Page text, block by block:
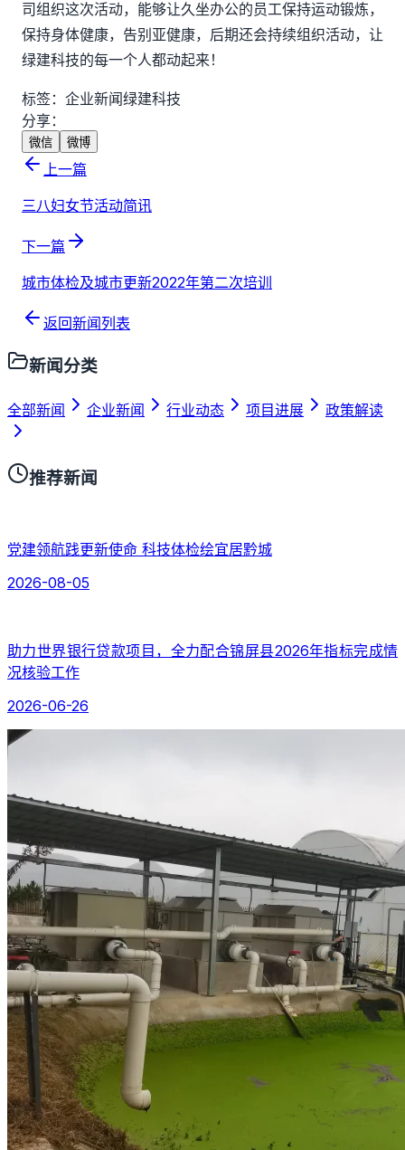
司组织这次活动，能够让久坐办公的员工保持运动锻炼，
保持身体健康，告别亚健康，后期还会持续组织活动，让
绿建科技的每一个人都动起来！
标签： 企业新闻绿建科技
分享：
微信 微博
上一篇
三八妇女节活动简讯
下一篇
城市体检及城市更新2022年第二次培训
返回新闻列表
新闻分类
全部新闻 企业新闻 行业动态 项目进展 政策解读
推荐新闻
党建领航践更新使命 科技体检绘宜居黔城
2026-08-05
助力世界银行贷款项目，全力配合锦屏县2026年指标完成情
况核验工作
2026-06-26